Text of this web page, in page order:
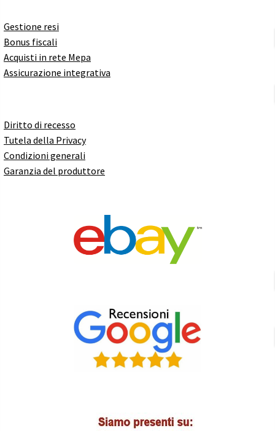
Gestione resi
Bonus fiscali
Acquisti in rete Mepa
Assicurazione integrativa
Diritto di recesso
Tutela della Privacy
Condizioni generali
Garanzia del produttore